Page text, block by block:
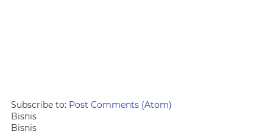
Subscribe to: Post Comments (Atom)
Bisnis
Bisnis